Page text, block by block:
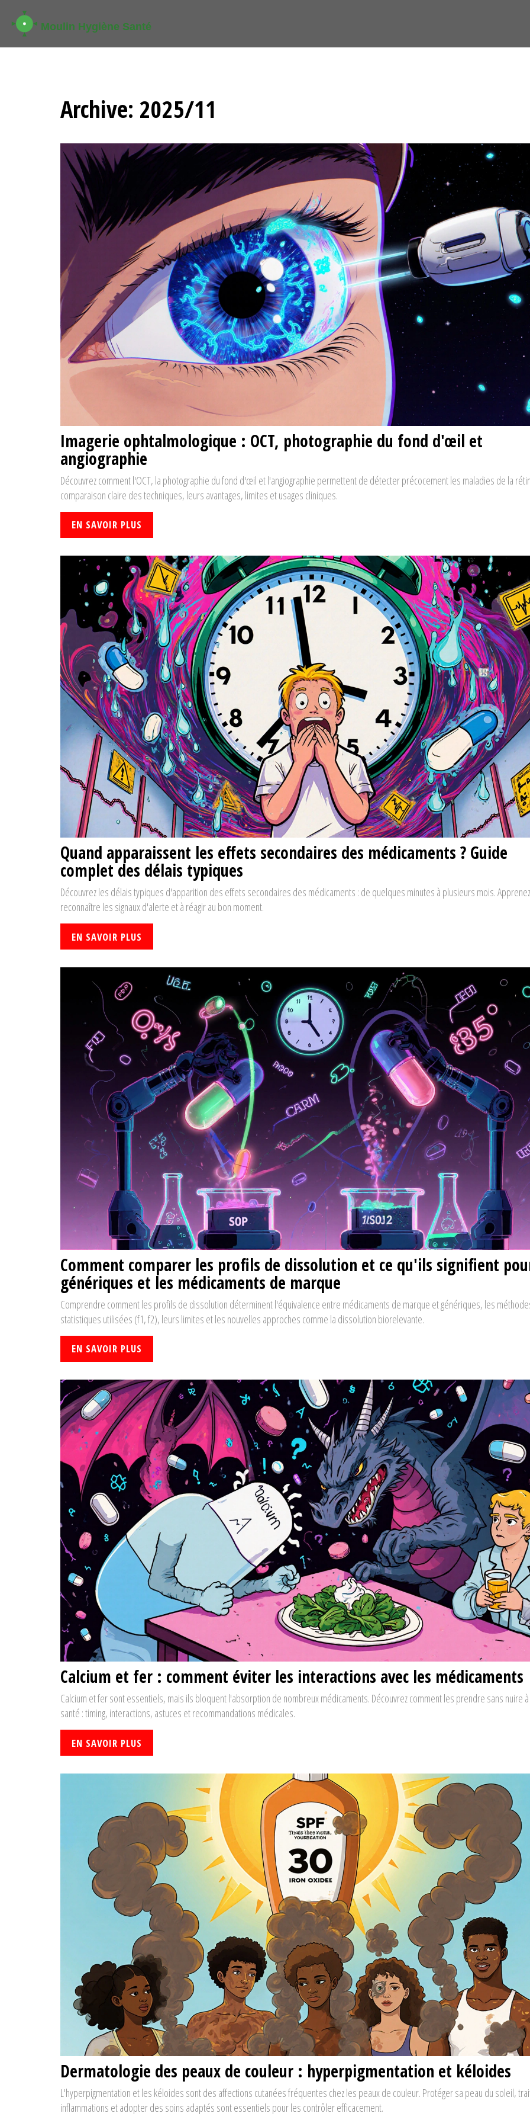
Archive: 2025/11
Imagerie ophtalmologique : OCT, photographie du fond d'œil et
angiographie
Découvrez comment l'OCT, la photographie du fond d'œil et l'angiographie permettent de détecter précocement les maladies de la
comparaison claire des techniques, leurs avantages, limites et usages cliniques.
EN SAVOIR PLUS
Quand apparaissent les effets secondaires des médicaments ? Guide
complet des délais typiques
Découvrez les délais typiques d'apparition des effets secondaires des médicaments : de quelques minutes à plusieurs mois.
reconnaître les signaux d'alerte et à réagir au bon moment.
EN SAVOIR PLUS
Comment comparer les profils de dissolution et ce qu'ils signifient
génériques et les médicaments de marque
Comprendre comment les profils de dissolution déterminent l'équivalence entre médicaments de marque et génériques, les
statistiques utilisées (f1, f2), leurs limites et les nouvelles approches comme la dissolution biorelevante.
EN SAVOIR PLUS
Calcium et fer : comment éviter les interactions avec les médicaments
Calcium et fer sont essentiels, mais ils bloquent l'absorption de nombreux médicaments. Découvrez comment les prendre sans nuire
santé : timing, interactions, astuces et recommandations médicales.
EN SAVOIR PLUS
Dermatologie des peaux de couleur : hyperpigmentation et kéloides
L'hyperpigmentation et les kéloides sont des affections cutanées fréquentes chez les peaux de couleur. Protéger sa peau du soleil,
inflammations et adopter des soins adaptés sont essentiels pour les contrôler efficacement.